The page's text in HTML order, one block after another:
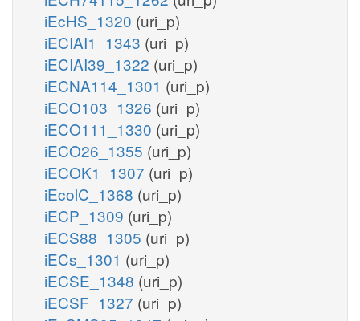
iEcHS_1320 (uri_p)
iECIAI1_1343 (uri_p)
iECIAI39_1322 (uri_p)
iECNA114_1301 (uri_p)
iECO103_1326 (uri_p)
iECO111_1330 (uri_p)
iECO26_1355 (uri_p)
iECOK1_1307 (uri_p)
iEcolC_1368 (uri_p)
iECP_1309 (uri_p)
iECS88_1305 (uri_p)
iECs_1301 (uri_p)
iECSE_1348 (uri_p)
iECSF_1327 (uri_p)